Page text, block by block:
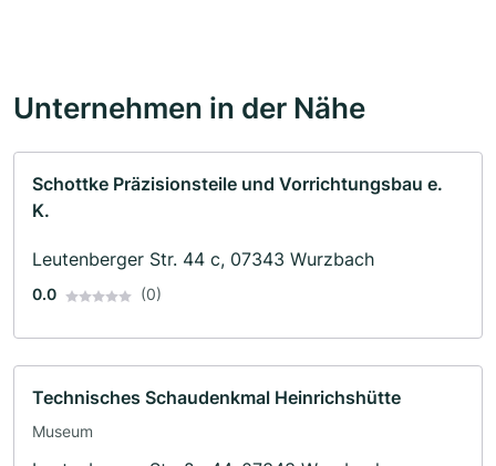
Unternehmen in der Nähe
Schottke Präzisionsteile und Vorrichtungsbau e.
K.
Leutenberger Str. 44 c, 07343 Wurzbach
0.0 (0)
Technisches Schaudenkmal Heinrichshütte
Museum